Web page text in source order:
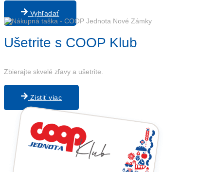
Vyhľadať
Ušetrite s COOP Klub
Zbierajte skvelé zľavy a ušetrite.
Zistiť viac